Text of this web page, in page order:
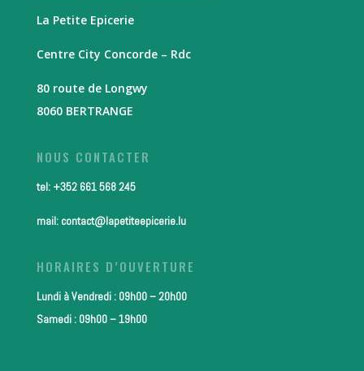
La Petite Epicerie
Centre City Concorde – Rdc
80 route de Longwy
8060 BERTRANGE
NOUS CONTACTER
tel: +352 661 568 245
mail: contact@lapetiteepicerie.lu
HORAIRES D’OUVERTURE
Lundi à Vendredi : 09h00 – 20h00
Samedi : 09h00 – 19h00